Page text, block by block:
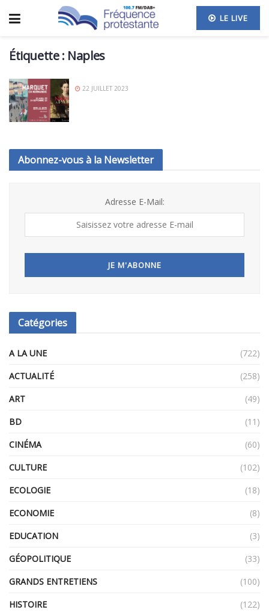
LE LIVE
Étiquette : Naples
22 JUILLET 2023
Abonnez-vous à la Newsletter
Adresse E-Mail:
Catégories
A LA UNE
(722)
ACTUALITÉ
(258)
ART
(49)
BD
(11)
CINÉMA
(60)
CULTURE
(102)
ECOLOGIE
(18)
ECONOMIE
(8)
EDUCATION
(3)
GÉOPOLITIQUE
(33)
GRANDS ENTRETIENS
(100)
HISTOIRE
(122)